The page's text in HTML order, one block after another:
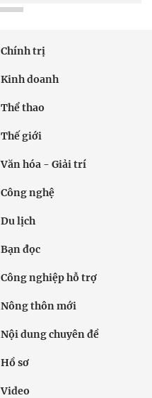
Chính trị
Kinh doanh
Thể thao
Thế giới
Văn hóa - Giải trí
Công nghệ
Du lịch
Bạn đọc
Công nghiệp hỗ trợ
Nông thôn mới
Nội dung chuyên đề
Hồ sơ
Video